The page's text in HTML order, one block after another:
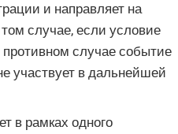
и направляет на
случае, если условие
случае событие
участвует в дальнейшей
в рамках одного